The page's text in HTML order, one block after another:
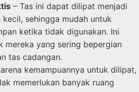
– Tas ini dapat dilipat menjadi
sehingga mudah untuk
ketika tidak digunakan. Ini
mereka yang sering bepergian
tas cadangan.
kemampuannya untuk dilipat,
memerlukan banyak ruang